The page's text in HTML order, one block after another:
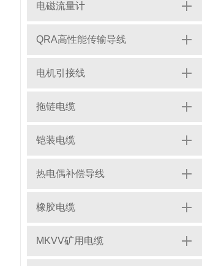
电磁流量计
QRA高性能传输导线
电机引接线
拖链电缆
铠装电缆
热电偶补偿导线
橡胶电缆
MKVV矿用电缆